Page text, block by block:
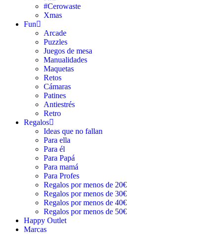
#Cerowaste
Xmas
Fun
Arcade
Puzzles
Juegos de mesa
Manualidades
Maquetas
Retos
Cámaras
Patines
Antiestrés
Retro
Regalos
Ideas que no fallan
Para ella
Para él
Para Papá
Para mamá
Para Profes
Regalos por menos de 20€
Regalos por menos de 30€
Regalos por menos de 40€
Regalos por menos de 50€
Happy Outlet
Marcas